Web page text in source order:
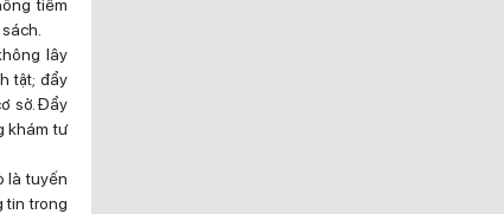
tiêm
lây
tật; đẩy
sở. Đẩy
khám tư
là tuyến
tin trong